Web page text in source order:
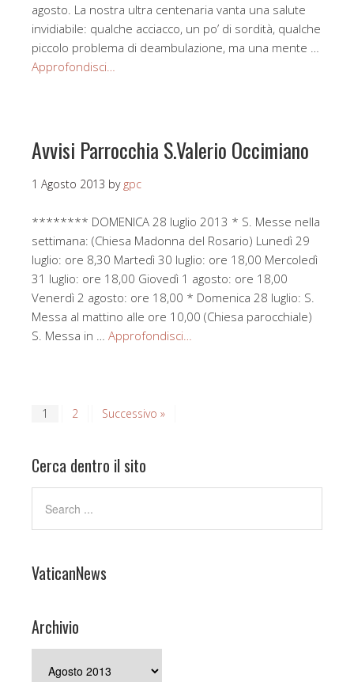
agosto. La nostra ultra centenaria vanta una salute
invidiabile: qualche acciacco, un po’ di sordità, qualche
piccolo problema di deambulazione, ma una mente …
Approfondisci…
Avvisi Parrocchia S.Valerio Occimiano
1 Agosto 2013 by gpc
******** DOMENICA 28 luglio 2013 * S. Messe nella
settimana: (Chiesa Madonna del Rosario) Lunedì 29
luglio: ore 8,30 Martedì 30 luglio: ore 18,00 Mercoledì
31 luglio: ore 18,00 Giovedì 1 agosto: ore 18,00
Venerdì 2 agosto: ore 18,00 * Domenica 28 luglio: S.
Messa al mattino alle ore 10,00 (Chiesa parocchiale)
S. Messa in … Approfondisci…
1 2 Successivo »
Cerca dentro il sito
VaticanNews
Archivio